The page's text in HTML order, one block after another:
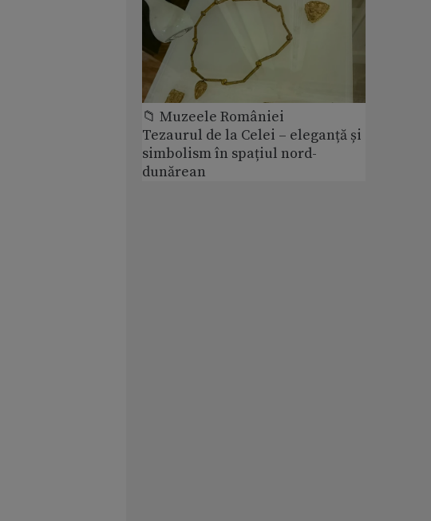
📁 Muzeele României
Tezaurul de la Celei – eleganță și
simbolism în spațiul nord-
dunărean